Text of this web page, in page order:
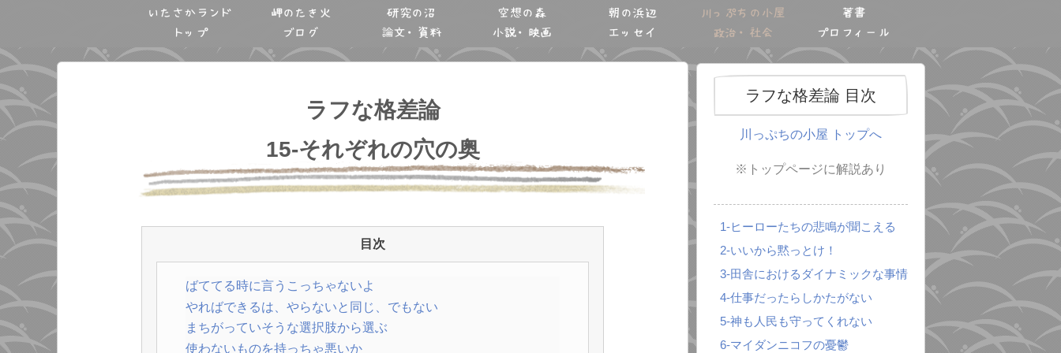
いたさかランド
トップ
岬のたき火
ブログ
研究の沼
論文・資料
空想の森
小説・映画
朝の浜辺
エッセイ
川っぷちの小屋
政治・社会
著書
プロフィール
ラフな格差論
15-それぞれの穴の奥
目次
ばててる時に言うこっちゃないよ
やればできるは、やらないと同じ、でもない
まちがっていそうな選択肢から選ぶ
使わないものを持っちゃ悪いか
ラフな格差論 目次
川っぷちの小屋 トップへ
※トップページに解説あり
1-ヒーローたちの悲鳴が聞こえる
2-いいから黙っとけ！
3-田舎におけるダイナミックな事情
4-仕事だったらしかたがない
5-神も人民も守ってくれない
6-マイダンニコフの憂鬱